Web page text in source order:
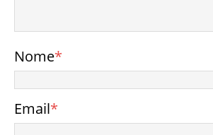
Nome*
Email*